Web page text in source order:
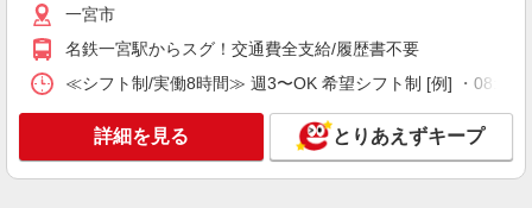
キープ 詳細を見る
パート
アスケア訪問入浴 一宮
一宮市
名鉄一宮駅からスグ！交通費全支給/履歴書不要
≪シフト制/実働8時間≫ 週3〜OK 希望シフト制 [例] ・
詳細を見る とりあえずキープ